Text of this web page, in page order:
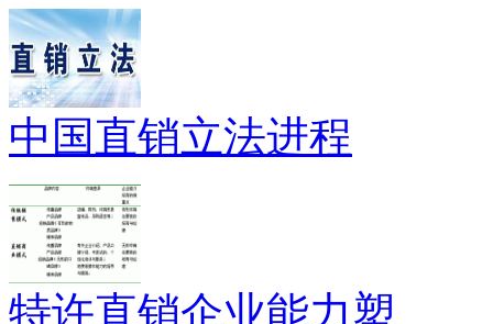
中国直销立法进程
特许直销企业能力塑